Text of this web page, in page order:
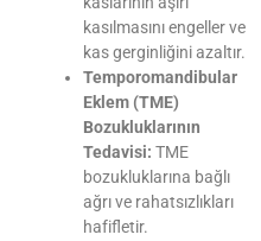
kasılmasını engeller ve
kas gerginliğini azaltır.
Temporomandibular
Eklem (TME)
Bozukluklarının
Tedavisi: TME
bozukluklarına bağlı
ağrı ve rahatsızlıkları
hafifletir.